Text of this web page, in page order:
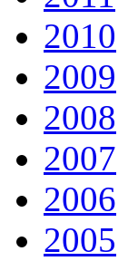
2010
2009
2008
2007
2006
2005